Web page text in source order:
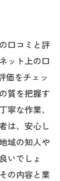
口コミと評
ット上の口
価をチェッ
質を把握す
寧な作業、
は、安心し
域の知人や
いでしょ
の内容と業